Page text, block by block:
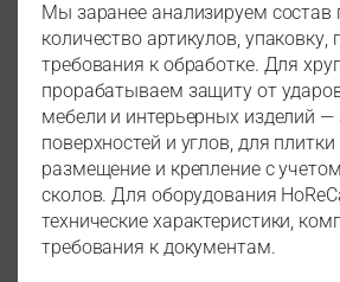
Мы заранее анализируем состав
количество артикулов, упаковку,
требования к обработке. Для
прорабатываем защиту от
мебели и интерьерных изделий —
поверхностей и углов, для
размещение и крепление с
сколов. Для оборудования
технические характеристики,
требования к документам.